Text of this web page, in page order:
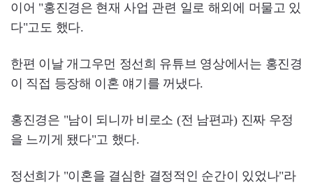
이어 "홍진경은 현재 사업 관련 일로 해외에 머물고 있
다"고도 했다.
한편 이날 개그우먼 정선희 유튜브 영상에서는 홍진경
이 직접 등장해 이혼 얘기를 꺼냈다.
홍진경은 "남이 되니까 비로소 (전 남편과) 진짜 우정
을 느끼게 됐다"고 했다.
정선희가 "이혼을 결심한 결정적인 순간이 있었나"라